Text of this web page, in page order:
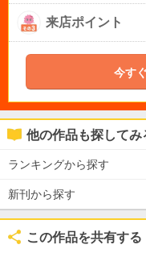
来店ポイント
今す
他の作品も探してみ
ランキングから探す
新刊から探す
この作品を共有する